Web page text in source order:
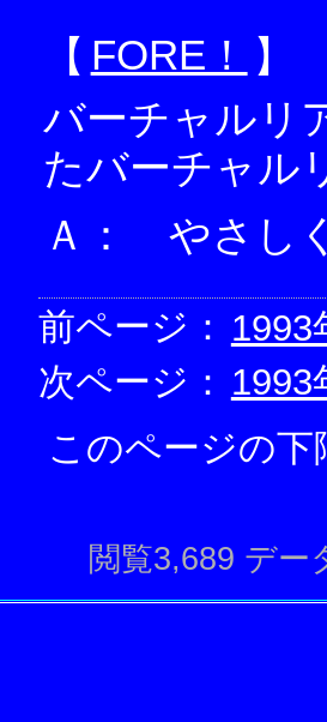
【 FORE！
】
バーチャルリ
たバーチャル
Ａ： やさし
前ページ： 1993
次ページ： 1993
このページの
閲覧3,689 デー